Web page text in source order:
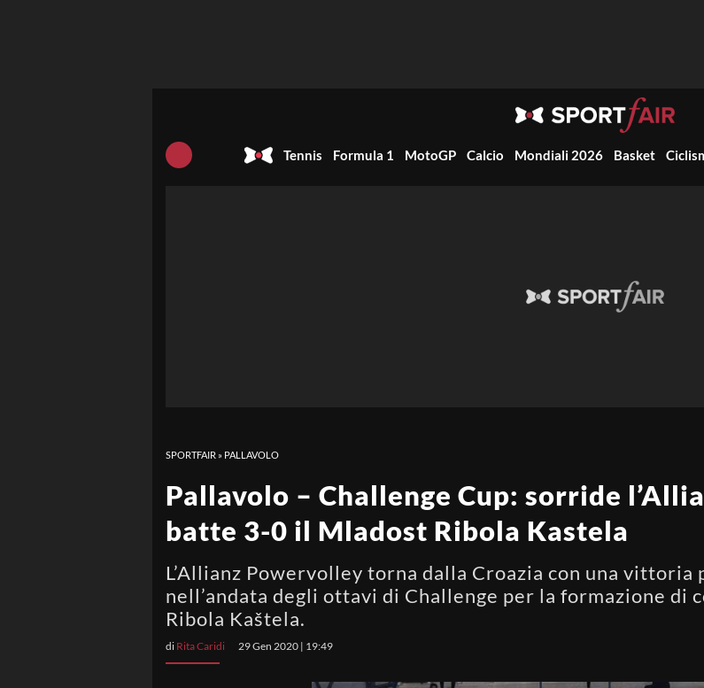
Tennis Formula 1 MotoGP Calcio Mondiali 2026 Basket
SPORTFAIR » PALLAVOLO
Pallavolo – Challenge Cup: sorride
batte 3-0 il Mladost Ribola Kastela
L’Allianz Powervolley torna dalla Croazia con una vittoria
nell’andata degli ottavi di Challenge per la formazione di
Ribola Kaštela.
di Rita Caridi 29 Gen 2020 | 19:49